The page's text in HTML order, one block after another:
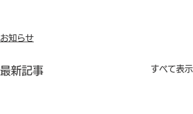
お知らせ
最新記事 すべて表示